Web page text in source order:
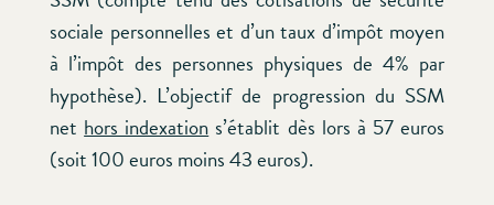
sociale personnelles et d’un taux d’impôt moyen
à l’impôt des personnes physiques de 4% par
hypothèse). L’objectif de progression du SSM
net hors indexation s’établit dès lors à 57 euros
(soit 100 euros moins 43 euros).